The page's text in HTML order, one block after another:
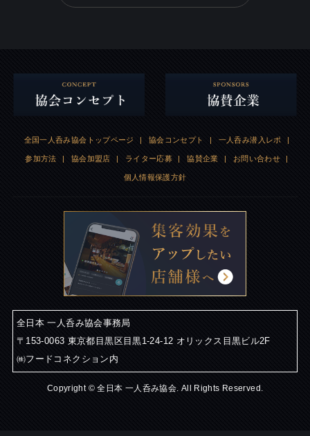
全国一人呑み協会トップページ | 協会コンセプト | 一人呑み潜入レポ |
参加方法 | 協会加盟店 | ライター応募 | 協賛企業 | お問い合わせ |
個人情報保護方針
全日本 一人呑み協会事務局
〒153-0063 東京都目黒区目黒1-24-12 オリックス目黒ビル2F
㈱フードコネクション内
Copyright © 全日本 一人呑み協会. All Rights Reserved.